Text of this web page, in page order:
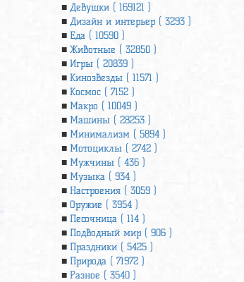
Девушки ( 169121 )
Дизайн и интерьер ( 3293 )
Еда ( 10590 )
Животные ( 32850 )
Игры ( 20839 )
Кинозвезды ( 11571 )
Космос ( 7152 )
Макро ( 10049 )
Машины ( 28253 )
Минимализм ( 5894 )
Мотоциклы ( 2742 )
Мужчины ( 436 )
Музыка ( 934 )
Настроения ( 3059 )
Оружие ( 3954 )
Песочница ( 114 )
Подводный мир ( 906 )
Праздники ( 5425 )
Природа ( 71972 )
Разное ( 3540 )